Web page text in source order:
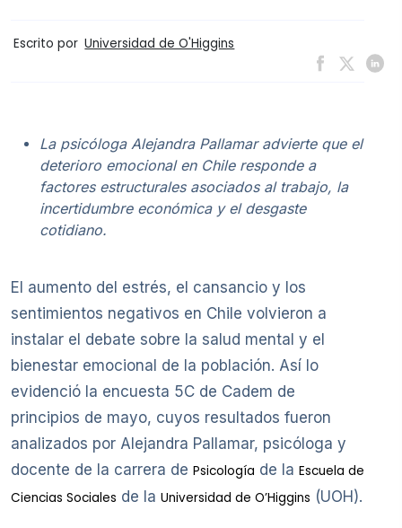
Escrito por Universidad de O'Higgins
La psicóloga Alejandra Pallamar advierte que el
deterioro emocional en Chile responde a
factores estructurales asociados al trabajo, la
incertidumbre económica y el desgaste
cotidiano.
El aumento del estrés, el cansancio y los
sentimientos negativos en Chile volvieron a
instalar el debate sobre la salud mental y el
bienestar emocional de la población. Así lo
evidenció la encuesta 5C de Cadem de
principios de mayo, cuyos resultados fueron
analizados por Alejandra Pallamar, psicóloga y
docente de la carrera de Psicología de la Escuela de
Ciencias Sociales de la Universidad de O’Higgins (UOH).